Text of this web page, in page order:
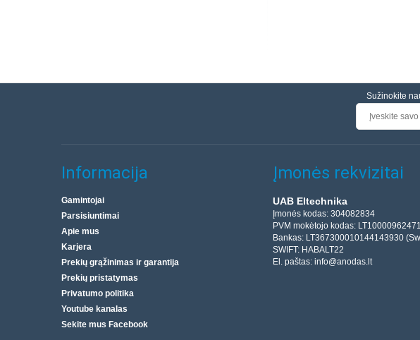
Sužinokite
Informacija
Gamintojai
Parsisiuntimai
Apie mus
Karjera
Prekių grąžinimas ir garantija
Prekių pristatymas
Privatumo politika
Youtube kanalas
Sekite mus Facebook
Įmonės rekvizitai
UAB Eltechnika
Įmonės kodas: 304082834
PVM mokėtojo kodas:
Bankas: LT367300010144143930
SWIFT: HABALT22
El. paštas: info@anodas.lt